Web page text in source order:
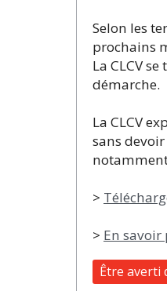
Selon les
prochains
La CLCV
démarche.
La CLCV
sans
>
> En savoir
Être averti